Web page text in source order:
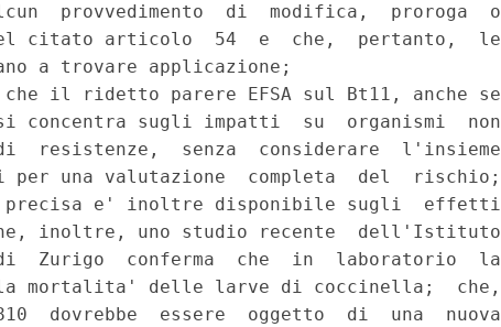
provvedimento  di  modifica,  proroga  o
citato articolo  54  e  che,  pertanto,  le
a trovare applicazione;
il ridetto parere EFSA sul Bt11, anche se
concentra sugli impatti  su  organismi  non
resistenze,  senza  considerare  l'insieme
per una valutazione  completa  del  rischio;
precisa e' inoltre disponibile sugli  effetti
inoltre, uno studio recente  dell'Istituto
Zurigo  conferma  che  in  laboratorio  la
la mortalita' delle larve di coccinella;  che,
dovrebbe  essere  oggetto  di  una  nuova